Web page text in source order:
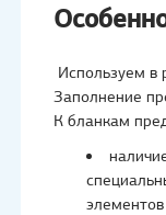
Используем в
Заполнение
К бланкам